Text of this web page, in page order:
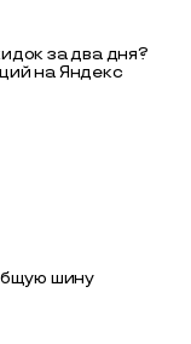
за два дня?
на Яндекс
шину